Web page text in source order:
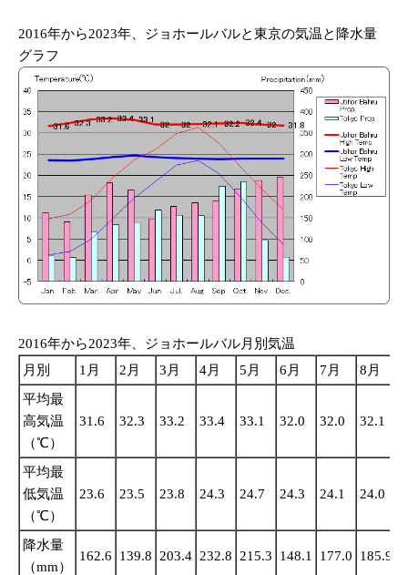
2016年から2023年、ジョホールバルと東京の気温と降水量
グラフ
2016年から2023年、ジョホールバル月別気温
月別
1月 2月 3月 4月 5月 6月 7月 8月
平均最
高気温
（℃）
31.6 32.3 33.2 33.4 33.1 32.0 32.0 32.1
平均最
低気温
（℃）
23.6 23.5 23.8 24.3 24.7 24.3 24.1 24.0
降水量
（mm）
162.6 139.8 203.4 232.8 215.3 148.1 177.0 185.9